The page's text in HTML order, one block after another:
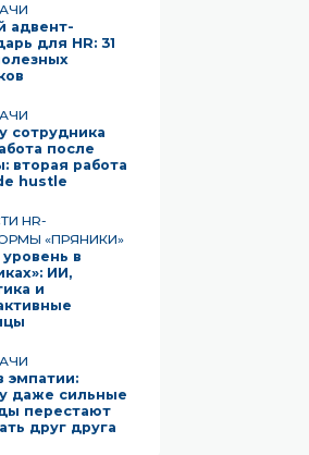
адвент-
для HR: 31
сотрудника
после
вторая работа
hustle
HR-
«ПРЯНИКИ»
в
ИИ,
и
эмпатии:
даже сильные
перестают
друг друга